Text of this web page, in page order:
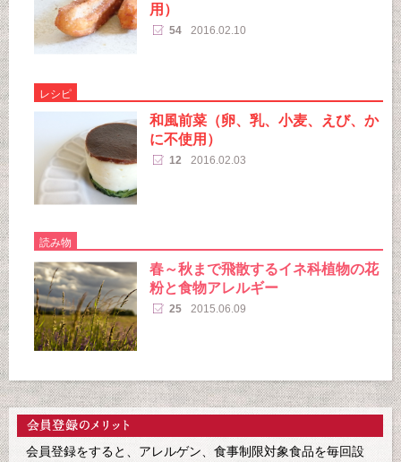
用）
54 2016.02.10
レシピ
和風前菜（卵、乳、小麦、えび、か
に不使用）
12 2016.02.03
読み物
春～秋まで飛散するイネ科植物の花
粉と食物アレルギー
25 2015.06.09
会員登録をすると、アレルゲン、食事制限対象食品を毎回設